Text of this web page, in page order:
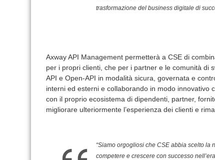
trasformazione del business digitale di
Axway API Management permetterà a CSE di
per i propri clienti, che per i partner e le comunità di
API e Open-API in modalità sicura, governata e
interni ed esterni e collaborando in modo innovativo
con il proprio ecosistema di dipendenti, partner,
migliorare ulteriormente l’esperienza dei clienti e
“Siamo orgogliosi che CSE abbia scelto la
competere e crescere con successo